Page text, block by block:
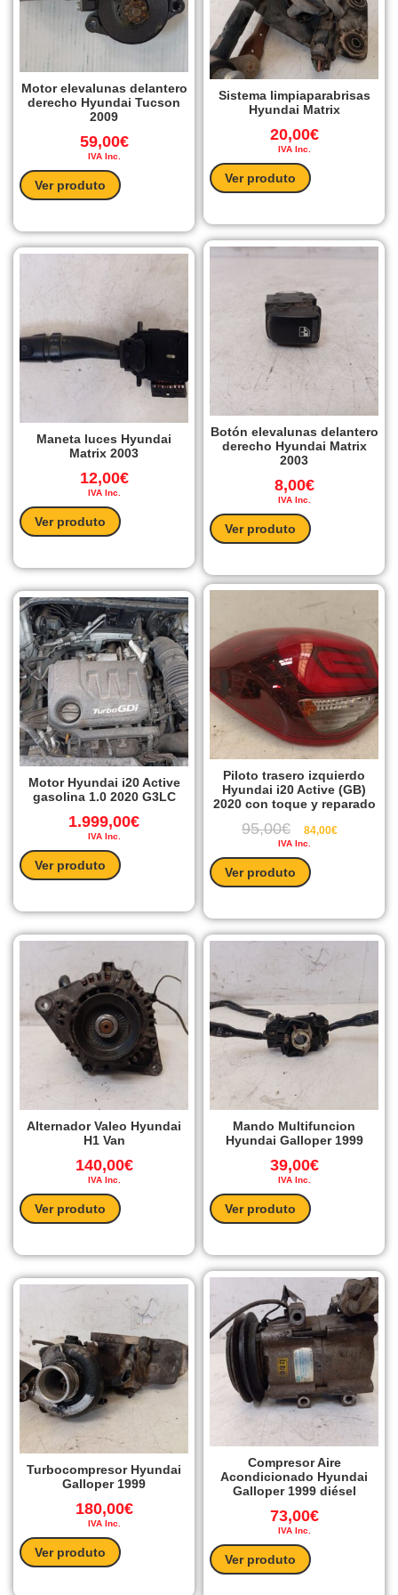
Motor elevalunas delantero
derecho Hyundai Tucson
2009
59,00€
IVA Inc.
Ver produto
Sistema limpiaparabrisas
Hyundai Matrix
20,00€
IVA Inc.
Ver produto
Maneta luces Hyundai
Matrix 2003
12,00€
IVA Inc.
Ver produto
Botón elevalunas delantero
derecho Hyundai Matrix
2003
8,00€
IVA Inc.
Ver produto
Motor Hyundai i20 Active
gasolina 1.0 2020 G3LC
1.999,00€
IVA Inc.
Ver produto
Piloto trasero izquierdo
Hyundai i20 Active (GB)
2020 con toque y reparado
95,00€ 84,00€
IVA Inc.
Ver produto
Alternador Valeo Hyundai
H1 Van
140,00€
IVA Inc.
Ver produto
Mando Multifuncion
Hyundai Galloper 1999
39,00€
IVA Inc.
Ver produto
Turbocompresor Hyundai
Galloper 1999
180,00€
IVA Inc.
Ver produto
Compresor Aire
Acondicionado Hyundai
Galloper 1999 diésel
73,00€
IVA Inc.
Ver produto